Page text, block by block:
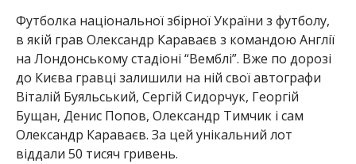
Футболка національної збірної України з футболу,
в якій грав Олександр Караваєв з командою Англії
на Лондонському стадіоні “Вемблі”. Вже по дорозі
до Києва гравці залишили на ній свої автографи
Віталій Буяльський, Сергій Сидорчук, Георгій
Бущан, Денис Попов, Олександр Тимчик і сам
Олександр Караваєв. За цей унікальний лот
віддали 50 тисяч гривень.